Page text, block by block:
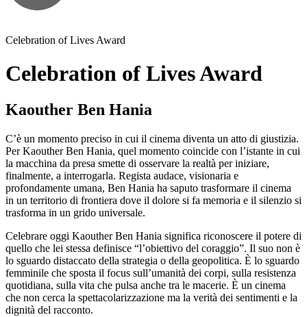
Celebration of Lives Award
Celebration of Lives Award
Kaouther Ben Hania
C’è un momento preciso in cui il cinema diventa un atto di giustizia.
Per Kaouther Ben Hania, quel momento coincide con l’istante in cui
la macchina da presa smette di osservare la realtà per iniziare,
finalmente, a interrogarla. Regista audace, visionaria e
profondamente umana, Ben Hania ha saputo trasformare il cinema
in un territorio di frontiera dove il dolore si fa memoria e il silenzio si
trasforma in un grido universale.
Celebrare oggi Kaouther Ben Hania significa riconoscere il potere di
quello che lei stessa definisce “l’obiettivo del coraggio”. Il suo non è
lo sguardo distaccato della strategia o della geopolitica. È lo sguardo
femminile che sposta il focus sull’umanità dei corpi, sulla resistenza
quotidiana, sulla vita che pulsa anche tra le macerie. È un cinema
che non cerca la spettacolarizzazione ma la verità dei sentimenti e la
dignità del racconto.